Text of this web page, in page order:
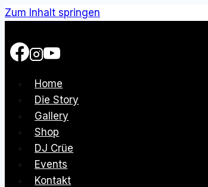
Zum Inhalt springen
Home
Die Story
Gallery
Shop
DJ Crüe
Events
Kontakt